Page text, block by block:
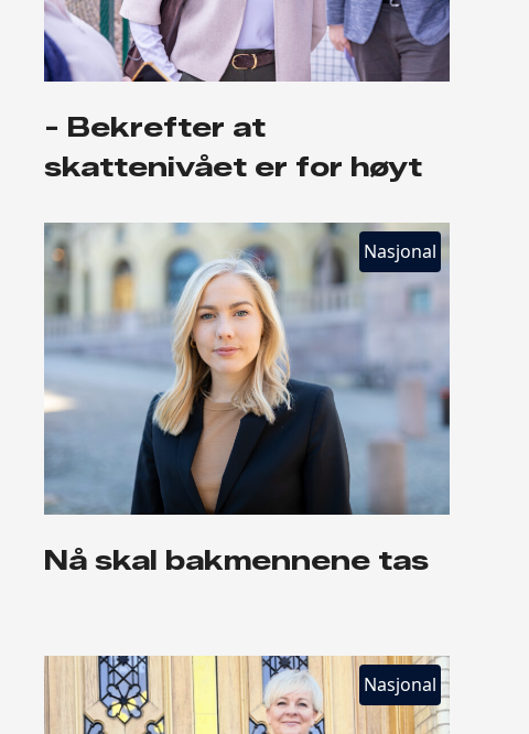
- Bekrefter at
skattenivået er for høyt
Nasjonal
Nå skal bakmennene tas
Nasjonal